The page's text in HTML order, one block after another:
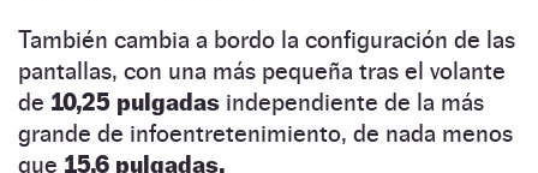
También cambia a bordo la configuración de las
pantallas, con una más pequeña tras el volante
de 10,25 pulgadas independiente de la más
grande de infoentretenimiento, de nada menos
que 15,6 pulgadas.